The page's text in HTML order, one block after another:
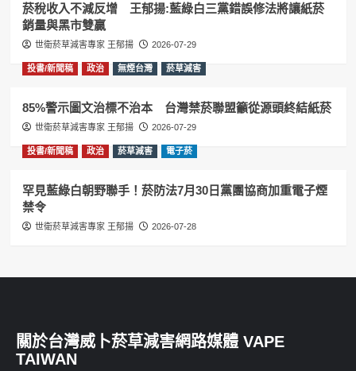
菸稅收入不減反增 王郁揚:藍綠白三黨錯誤修法將讓紙菸
銷量與黑市雙贏
世衛菸草減害專家 王郁揚 2026-07-29
投書/新聞稿 政治 無煙台灣 菸草減害
85%警示圖文治標不治本 台灣禁菸聯盟籲從源頭終結紙菸
世衛菸草減害專家 王郁揚 2026-07-29
投書/新聞稿 政治 菸草減害 電子菸
罕見藍綠白朝野聯手！菸防法7月30日黨團協商加重電子煙
禁令
世衛菸草減害專家 王郁揚 2026-07-28
關於台灣威卜菸草減害網路媒體 VAPE
TAIWAN